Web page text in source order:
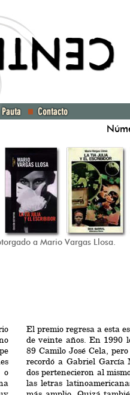
a Mario Vargas Llosa.
o
El premio regresa a esta
de veinte años. En 1990
89 Camilo José Cela,
recordó a Gabriel García
dos pertenecieron al
las letras